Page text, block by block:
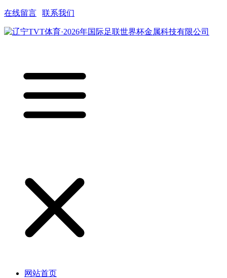
在线留言 联系我们
网站首页